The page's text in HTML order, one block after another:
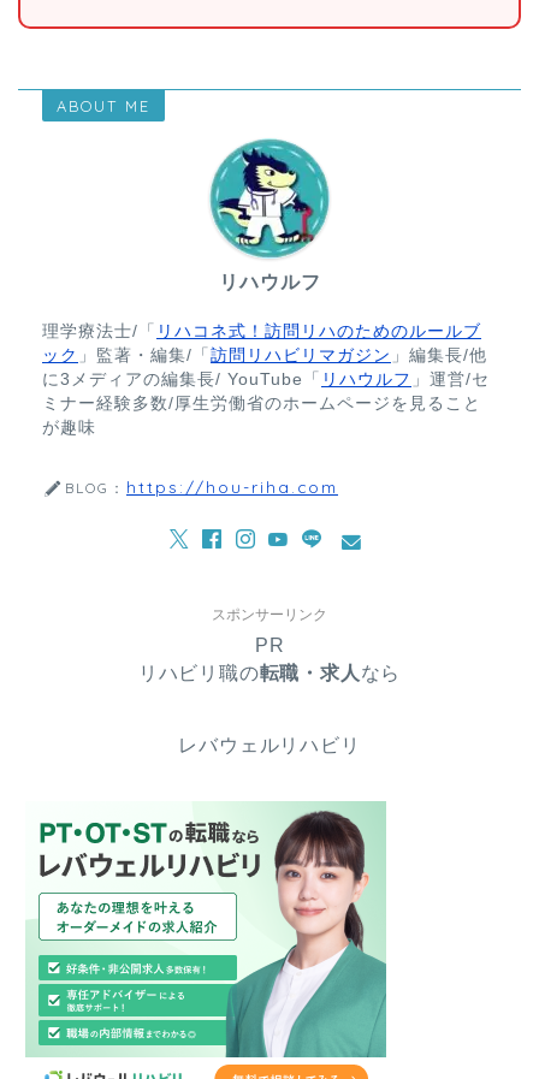
ABOUT ME
リハウルフ
理学療法士/「 リハコネ式！訪問リハのためのルールブ
ック 」監著・編集/「 訪問リハビリマガジン 」編集長/他
に3メディアの編集長/ YouTube「 リハウルフ 」運営/セ
ミナー経験多数/厚生労働省のホームページを見ること
が趣味
BLOG： https://hou-riha.com
スポンサーリンク
PR
リハビリ職の転職・求人 なら
レバウェルリハビリ